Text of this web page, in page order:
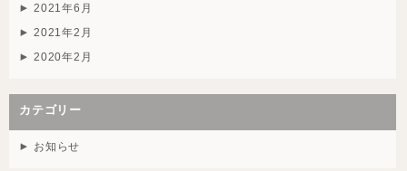
2021年6月
2021年2月
2020年2月
カテゴリー
お知らせ